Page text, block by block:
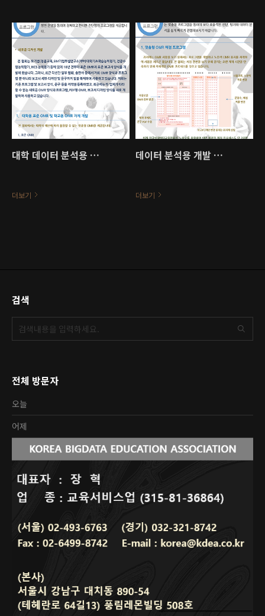
대학 데이터 분석용 프로그램
더보기
데이터 분석용 개발 프로그램
더보기
검색
전체 방문자
오늘
어제